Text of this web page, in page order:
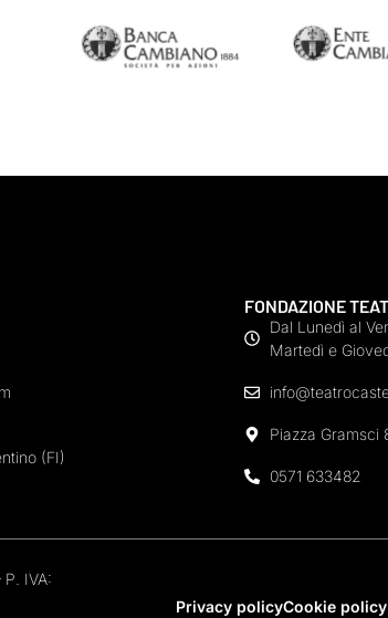
(FI)
FONDAZIONE
Dal Lunedì al
Martedì e
Piazza Gramsci
0571 633482
IVA:
Privacy policyCookie policy